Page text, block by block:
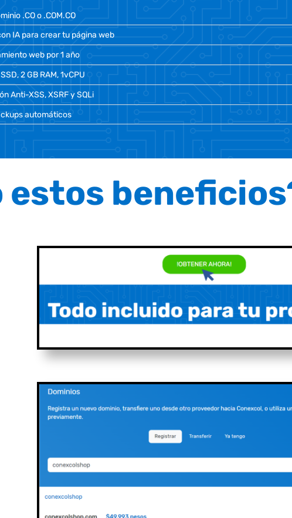
.CO o .COM.CO
IA para crear tu página web
web por 1 año
2 GB RAM, 1vCPU
Anti-XSS, XSRF y SQLi
automáticos
estos